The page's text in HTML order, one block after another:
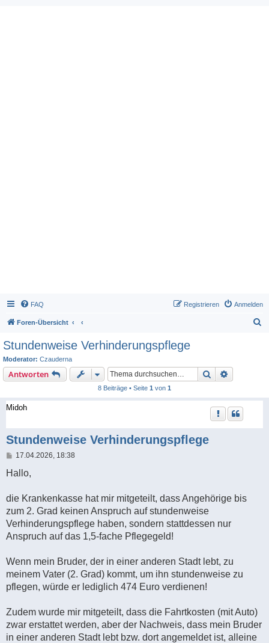
FAQ Anmelden
Registrieren
Foren-Übersicht
Stundenweise Verhinderungspflege
Moderator: Czauderna
Antworten Suche
8 Beiträge • Seite 1 von 1
Midoh
Stundenweise Verhinderungspflege
B
i
a
17.04.2026, 18:38
Hallo,
die Krankenkasse hat mir mitgeteilt, dass Angehörige bis
zum 2. Grad keinen Anspruch auf stundenweise
Verhinderungspflege haben, sondern stattdessen nur
Anspruch auf das 1,5-fache Pflegegeld!
Wenn mein Bruder, der in einer anderen Stadt lebt, zu
meinem Vater (2. Grad) kommt, um ihn stundenweise zu
pflegen, würde er lediglich 474 Euro verdienen!
Zudem wurde mir mitgeteilt, dass die Fahrtkosten (mit Auto)
zwar erstattet werden, aber der Nachweis, dass mein Bruder
in einer anderen Stadt lebt bzw. dort angemeldet ist, alleine